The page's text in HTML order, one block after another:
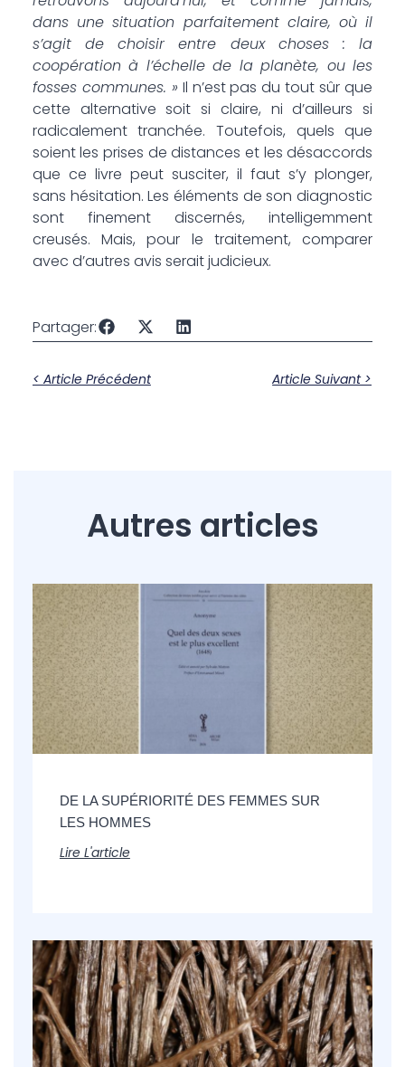
dans une situation parfaitement claire, où il
s’agit de choisir entre deux choses : la
coopération à l’échelle de la planète, ou les
fosses communes. » Il n’est pas du tout sûr que
cette alternative soit si claire, ni d’ailleurs si
radicalement tranchée. Toutefois, quels que
soient les prises de distances et les désaccords
que ce livre peut susciter, il faut s’y plonger,
sans hésitation. Les éléments de son diagnostic
sont finement discernés, intelligemment
creusés. Mais, pour le traitement, comparer
avec d’autres avis serait judicieux.
Partager:
< Article Précédent Article Suivant >
Autres articles
DE LA SUPÉRIORITÉ DES FEMMES SUR
LES HOMMES
Lire L'article